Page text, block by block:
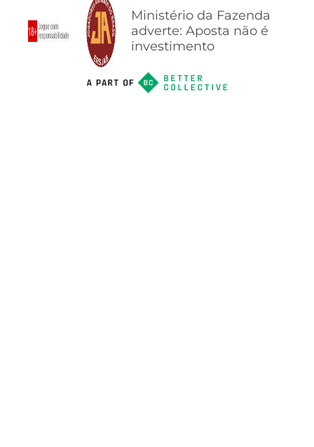
Ministério da Fazenda
adverte: Aposta não é
investimento